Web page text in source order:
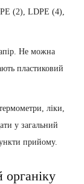
(2), LDPE (4),
Не можна
пластиковий
ліки,
у загальний
прийому.